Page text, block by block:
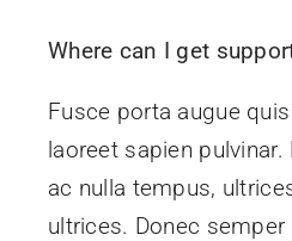
Where can I get
Fusce porta augue
laoreet sapien
ac nulla tempus,
ultrices. Donec